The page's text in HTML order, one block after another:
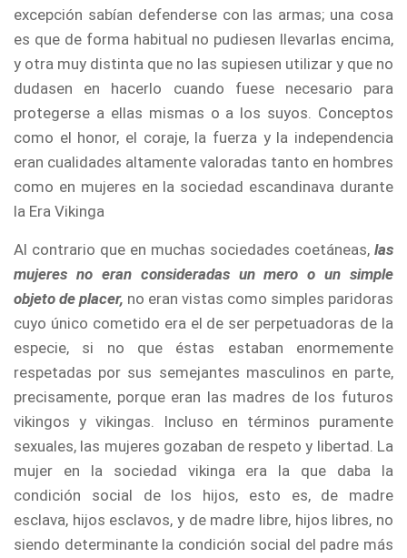
excepción sabían defenderse con las armas; una cosa
es que de forma habitual no pudiesen llevarlas encima,
y otra muy distinta que no las supiesen utilizar y que no
dudasen en hacerlo cuando fuese necesario para
protegerse a ellas mismas o a los suyos. Conceptos
como el honor, el coraje, la fuerza y la independencia
eran cualidades altamente valoradas tanto en hombres
como en mujeres en la sociedad escandinava durante
la Era Vikinga
Al contrario que en muchas sociedades coetáneas, las
mujeres no eran consideradas un mero o un simple
objeto de placer, no eran vistas como simples paridoras
cuyo único cometido era el de ser perpetuadoras de la
especie, si no que éstas estaban enormemente
respetadas por sus semejantes masculinos en parte,
precisamente, porque eran las madres de los futuros
vikingos y vikingas. Incluso en términos puramente
sexuales, las mujeres gozaban de respeto y libertad. La
mujer en la sociedad vikinga era la que daba la
condición social de los hijos, esto es, de madre
esclava, hijos esclavos, y de madre libre, hijos libres, no
siendo determinante la condición social del padre más